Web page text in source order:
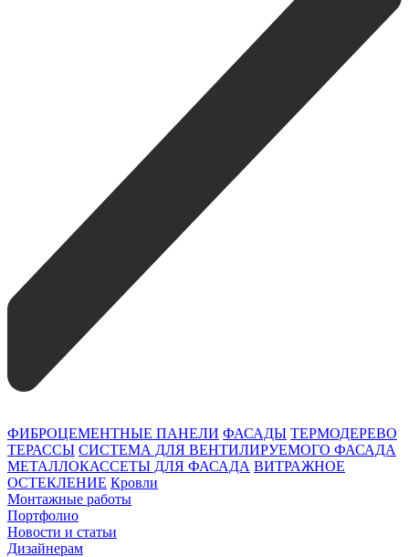
ФИБРОЦЕМЕНТНЫЕ ПАНЕЛИ ФАСАДЫ ТЕРМОДЕРЕВО
ТЕРАССЫ СИСТЕМА ДЛЯ ВЕНТИЛИРУЕМОГО ФАСАДА
МЕТАЛЛОКАССЕТЫ ДЛЯ ФАСАДА ВИТРАЖНОЕ
ОСТЕКЛЕНИЕ Кровли
Монтажные работы
Портфолио
Новости и статьи
Дизайнерам